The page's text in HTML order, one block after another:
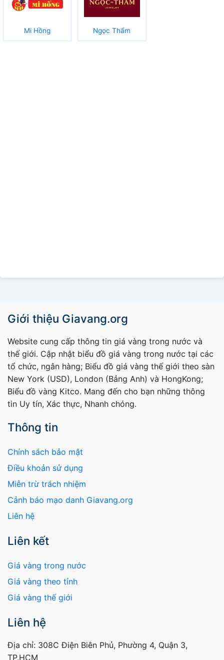
Mi Hồng Ngọc Thẩm
Giới thiệu Giavang.org
Website cung cấp thông tin giá vàng trong nước và
thế giới. Cập nhật biểu đồ giá vàng trong nước tại các
tổ chức, ngân hàng; Biểu đồ giá vàng thế giới theo sàn
New York (USD), London (Bảng Anh) và HongKong;
Biểu đồ vàng Kitco. Mang đến cho bạn những thông
tin Uy tín, Xác thực, Nhanh chóng.
Thông tin
Chính sách bảo mật
Điều khoản sử dụng
Miễn trừ trách nhiệm
Cảnh báo mạo danh Giavang.org
Liên hệ
Liên kết
Giá vàng trong nước
Giá vàng theo tỉnh
Giá vàng thế giới
Liên hệ
Địa chỉ: 308C Điện Biên Phủ, Phường 4, Quận 3,
TP.HCM